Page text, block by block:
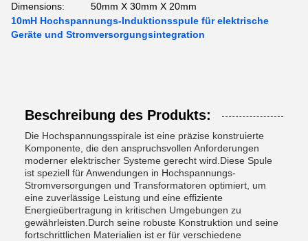
Dimensions:
50mm X 30mm X 20mm
10mH Hochspannungs-Induktionsspule für elektrische
Geräte und Stromversorgungsintegration
Beschreibung des Produkts:
Die Hochspannungsspirale ist eine präzise konstruierte
Komponente, die den anspruchsvollen Anforderungen
moderner elektrischer Systeme gerecht wird.Diese Spule
ist speziell für Anwendungen in Hochspannungs-
Stromversorgungen und Transformatoren optimiert, um
eine zuverlässige Leistung und eine effiziente
Energieübertragung in kritischen Umgebungen zu
gewährleisten.Durch seine robuste Konstruktion und seine
fortschrittlichen Materialien ist er für verschiedene